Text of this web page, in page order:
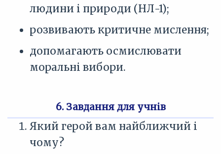
людини і природи (НЛ-1);
розвивають критичне мислення;
допомагають осмислювати
моральні вибори.
6. Завдання для учнів
Який герой вам найближчий і
чому?